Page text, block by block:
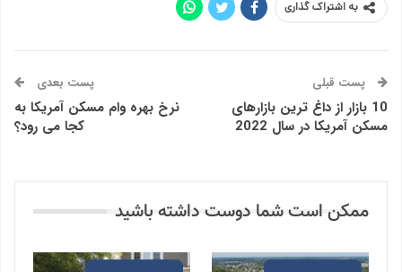
به اشتراک گذاری
پست قبلی
10 بازار از داغ ترین بازارهای
مسکن آمریکا در سال 2022
پست بعدی
نرخ بهره وام مسکن آمریکا به
کجا می رود؟
ممکن است شما دوست داشته باشید